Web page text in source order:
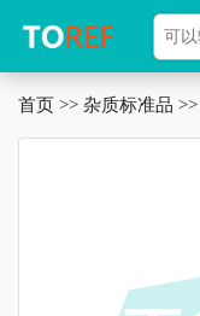
首页 >> 杂质标准品 >>